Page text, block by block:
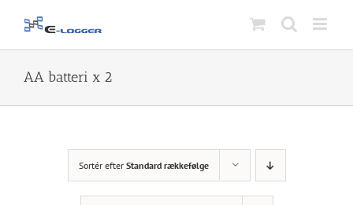
content
AA batteri x 2
Sortér efter Standard rækkefølge